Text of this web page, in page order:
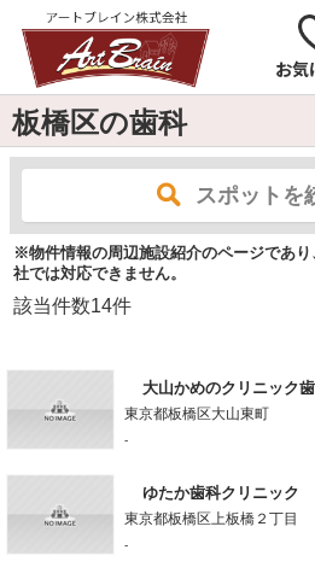
お気
板橋区の歯科
スポットを
※物件情報の周辺施設紹介のページであ
社では対応できません。
該当件数14件
大山かめのクリニック
東京都板橋区大山東町
-
ゆたか歯科クリニック
東京都板橋区上板橋２丁目
-